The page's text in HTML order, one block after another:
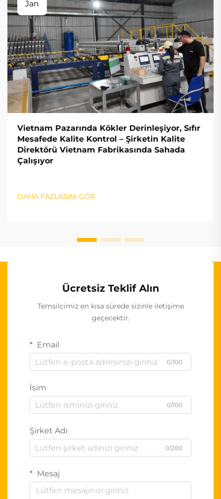
Jan
Vietnam Pazarında Kökler Derinleşiyor, Sıfır
Mesafede Kalite Kontrol – Şirketin Kalite
Direktörü Vietnam Fabrikasında Sahada
Çalışıyor
DAHA FAZLASINI GÖR
Ücretsiz Teklif Alın
Temsilcimiz en kısa sürede sizinle iletişime
geçecektir.
Email
0/100
İsim
0/100
Şirket Adı
0/200
Mesaj